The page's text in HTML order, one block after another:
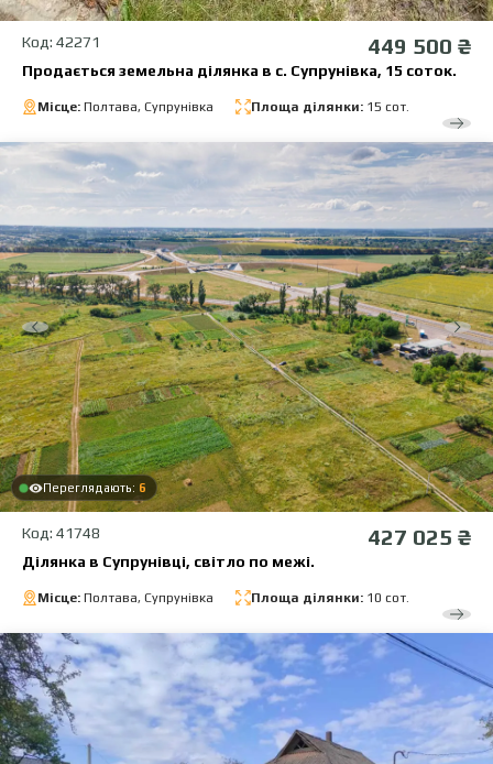
Код: 42271 449 500 ₴
Продається земельна ділянка в с. Супрунівка, 15 соток.
Місце: Полтава, Супрунівка Площа ділянки: 15 сот.
Переглядають: 6
Код: 41748 427 025 ₴
Ділянка в Супрунівці, світло по межі.
Місце: Полтава, Супрунівка Площа ділянки: 10 сот.